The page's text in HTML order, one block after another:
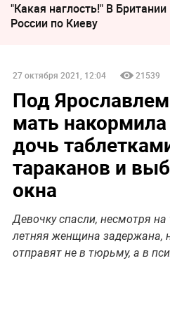
"Какая наглость!" В
России по Киеву
27 октября 2021, 12:04 21539
Под
мать
дочь
тараканов и
окна
Девочку спасли, несмотря
летняя женщина задержана,
отправят не в тюрьму, а в